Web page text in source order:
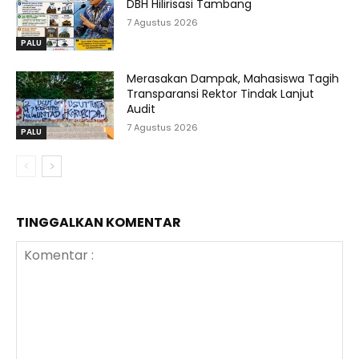
PALU
DBH Hilirisasi Tambang
7 Agustus 2026
PALU
Merasakan Dampak, Mahasiswa Tagih
Transparansi Rektor Tindak Lanjut
Audit
7 Agustus 2026
TINGGALKAN KOMENTAR